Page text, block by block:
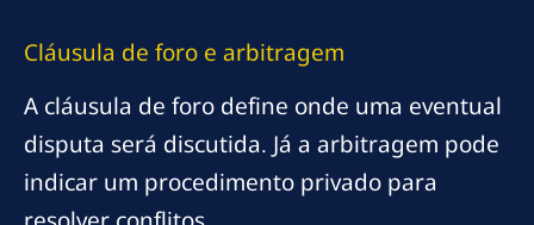
Cláusula de foro e arbitragem
A cláusula de foro define onde uma eventual
disputa será discutida. Já a arbitragem pode
indicar um procedimento privado para